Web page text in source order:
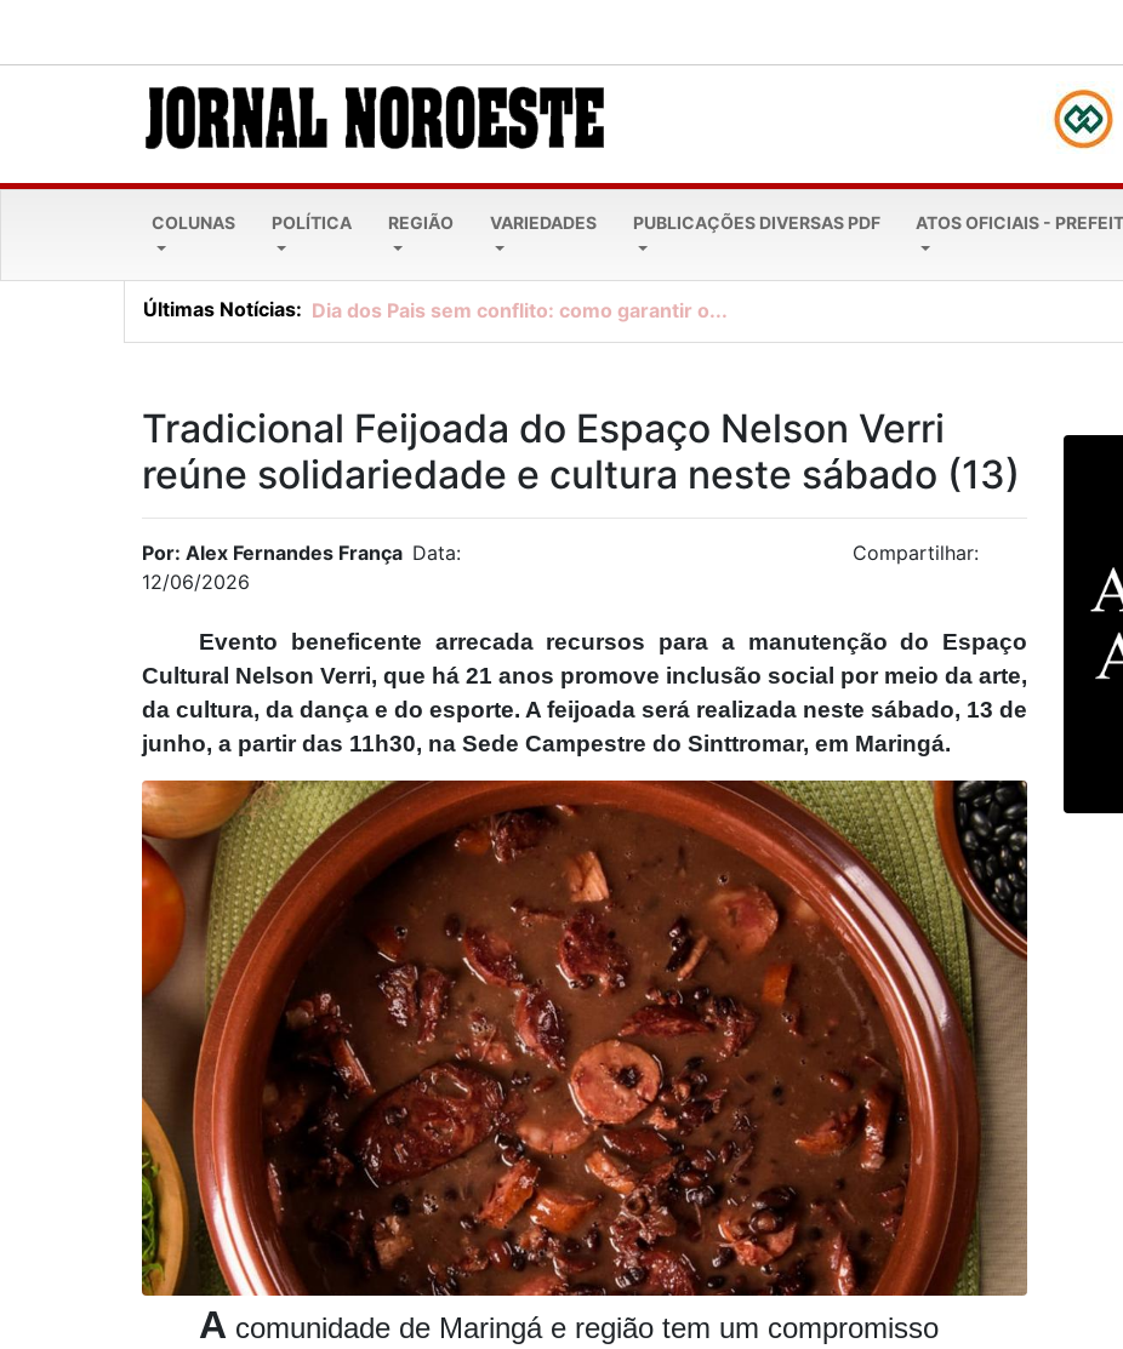
COLUNAS POLÍTICA REGIÃO VARIEDADES PUBLICAÇÕES DIVERSAS PDF ATOS OFICIAIS -
Últimas Notícias: Dia dos Pais sem conflito: como garantir o...
Tradicional Feijoada do Espaço Nelson Verri
reúne solidariedade e cultura neste sábado (13)
Por: Alex Fernandes França Data:
12/06/2026
Compartilhar:
Evento beneficente arrecada recursos para a manutenção do Espaço
Cultural Nelson Verri, que há 21 anos promove inclusão social por meio da arte,
da cultura, da dança e do esporte. A feijoada será realizada neste sábado, 13 de
junho, a partir das 11h30, na Sede Campestre do Sinttromar, em Maringá.
A comunidade de Maringá e região tem um compromisso